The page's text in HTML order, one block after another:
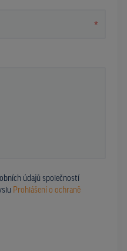
*
údajů společností
Prohlášení o ochraně